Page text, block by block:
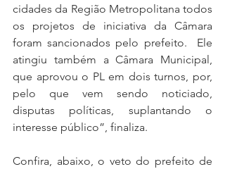
cidades da Região Metropolitana todos
os projetos de iniciativa da Câmara
foram sancionados pelo prefeito.  Ele
atingiu também a Câmara Municipal,
que aprovou o PL em dois turnos, por,
pelo que vem sendo noticiado,
disputas políticas, suplantando o
interesse público”, finaliza.
Confira, abaixo, o veto do prefeito de